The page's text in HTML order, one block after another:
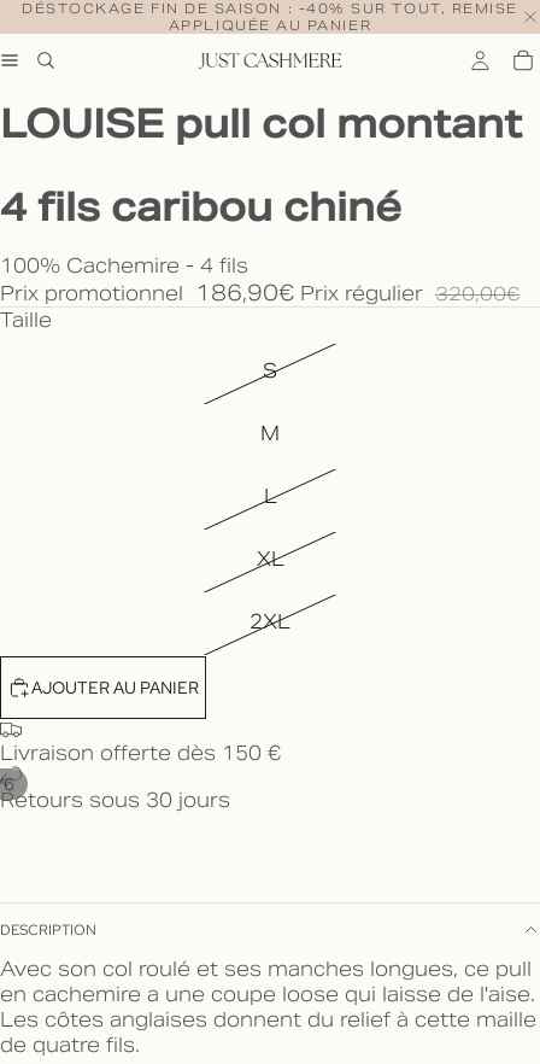
DÉSTOCKAGE FIN DE SAISON : -40% SUR TOUT, REMISE
APPLIQUÉE AU PANIER
6
LOUISE pull col montant
4 fils caribou chiné
100% Cachemire - 4 fils
Prix promotionnel
186,90€ Prix régulier 320,00€
Taille
S
M
L
XL
2XL
AJOUTER AU PANIER
Livraison offerte dès 150 €
Retours sous 30 jours
DESCRIPTION
Avec son col roulé et ses manches longues, ce pull
en cachemire a une coupe loose qui laisse de l'aise.
Les côtes anglaises donnent du relief à cette maille
de quatre fils.